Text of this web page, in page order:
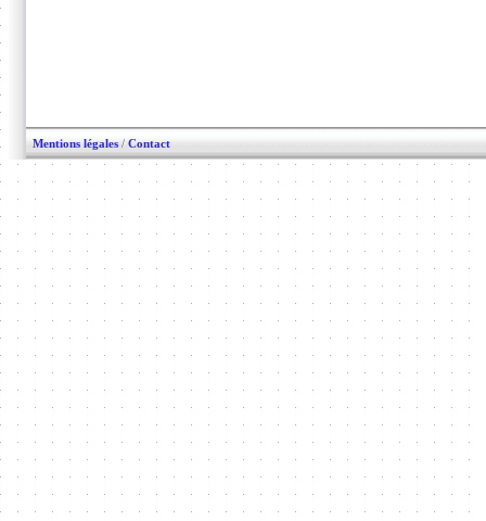
Mentions légales / Contact